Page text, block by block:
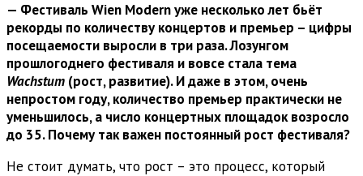
— Фестиваль Wien Modern уже несколько лет бьёт
рекорды по количеству концертов и премьер – цифры
посещаемости выросли в три раза. Лозунгом
прошлогоднего фестиваля и вовсе стала тема
Wachstum (рост, развитие). И даже в этом, очень
непростом году, количество премьер практически не
уменьшилось, а число концертных площадок возросло
до 35. Почему так важен постоянный рост фестиваля?
Не стоит думать, что рост – это процесс, который